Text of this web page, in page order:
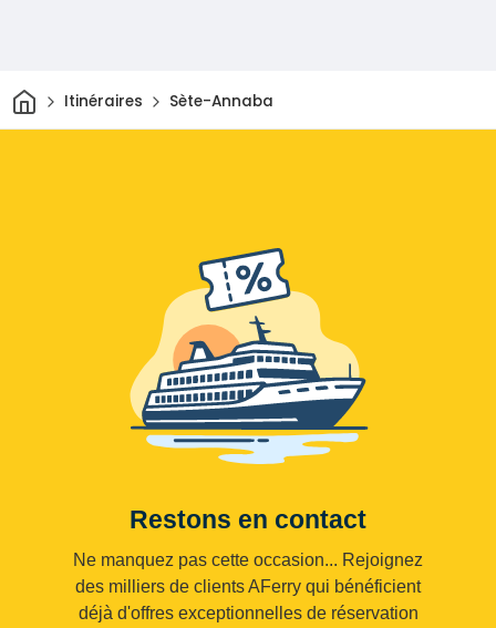
Maison
Itinéraires Sète-Annaba
Restons en contact
Ne manquez pas cette occasion... Rejoignez
des milliers de clients AFerry qui bénéficient
déjà d'offres exceptionnelles de réservation